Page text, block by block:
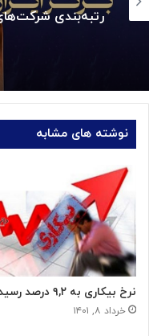
نوشته های مشابه
نرخ بیکاری به ٩,٢ درصد رسید
خرداد ۸, ۱۴۰۱